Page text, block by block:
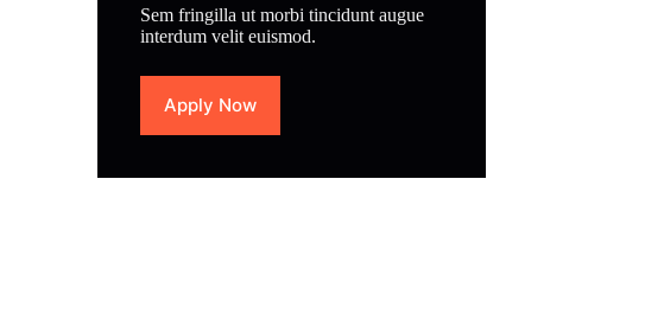
Sem fringilla ut morbi tincidunt augue
interdum velit euismod.
Apply Now